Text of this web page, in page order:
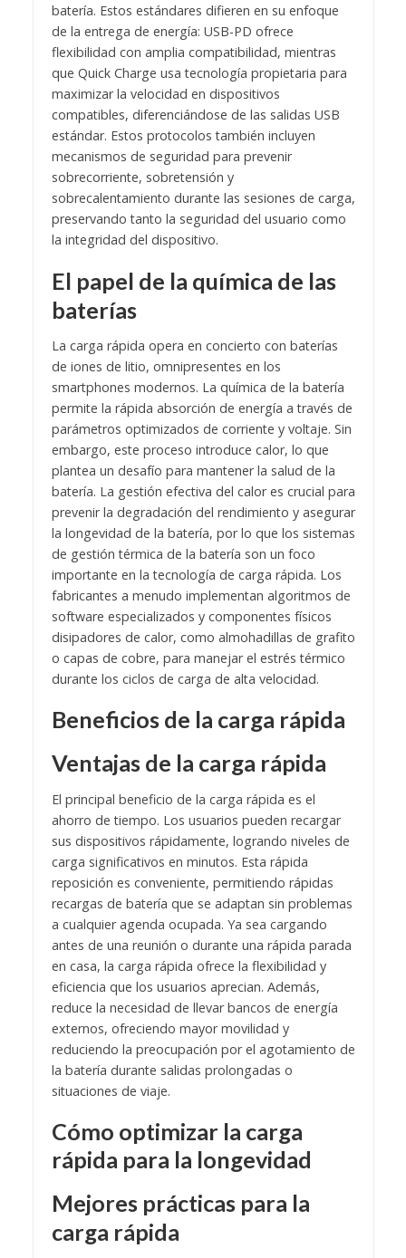
batería. Estos estándares difieren en su enfoque
de la entrega de energía: USB-PD ofrece
flexibilidad con amplia compatibilidad, mientras
que Quick Charge usa tecnología propietaria para
maximizar la velocidad en dispositivos
compatibles, diferenciándose de las salidas USB
estándar. Estos protocolos también incluyen
mecanismos de seguridad para prevenir
sobrecorriente, sobretensión y
sobrecalentamiento durante las sesiones de carga,
preservando tanto la seguridad del usuario como
la integridad del dispositivo.
El papel de la química de las
baterías
La carga rápida opera en concierto con baterías
de iones de litio, omnipresentes en los
smartphones modernos. La química de la batería
permite la rápida absorción de energía a través de
parámetros optimizados de corriente y voltaje. Sin
embargo, este proceso introduce calor, lo que
plantea un desafío para mantener la salud de la
batería. La gestión efectiva del calor es crucial para
prevenir la degradación del rendimiento y asegurar
la longevidad de la batería, por lo que los sistemas
de gestión térmica de la batería son un foco
importante en la tecnología de carga rápida. Los
fabricantes a menudo implementan algoritmos de
software especializados y componentes físicos
disipadores de calor, como almohadillas de grafito
o capas de cobre, para manejar el estrés térmico
durante los ciclos de carga de alta velocidad.
Beneficios de la carga rápida
Ventajas de la carga rápida
El principal beneficio de la carga rápida es el
ahorro de tiempo. Los usuarios pueden recargar
sus dispositivos rápidamente, logrando niveles de
carga significativos en minutos. Esta rápida
reposición es conveniente, permitiendo rápidas
recargas de batería que se adaptan sin problemas
a cualquier agenda ocupada. Ya sea cargando
antes de una reunión o durante una rápida parada
en casa, la carga rápida ofrece la flexibilidad y
eficiencia que los usuarios aprecian. Además,
reduce la necesidad de llevar bancos de energía
externos, ofreciendo mayor movilidad y
reduciendo la preocupación por el agotamiento de
la batería durante salidas prolongadas o
situaciones de viaje.
Cómo optimizar la carga
rápida para la longevidad
Mejores prácticas para la
carga rápida